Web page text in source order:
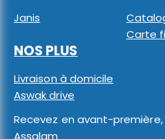
Janis
Carte
NOS PLUS
Livraison à domicile
Aswak drive
Recevez en avant-